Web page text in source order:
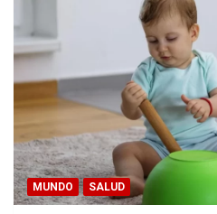
MUNDO SALUD